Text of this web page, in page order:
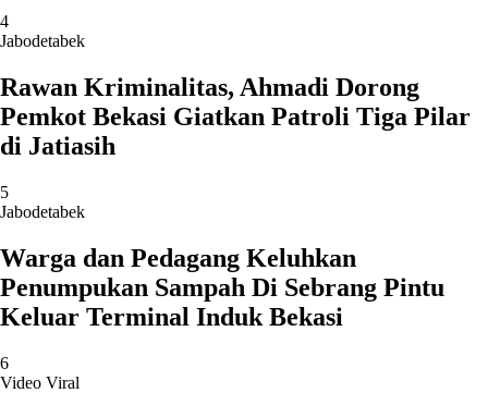
4
Jabodetabek
Rawan Kriminalitas, Ahmadi Dorong
Pemkot Bekasi Giatkan Patroli Tiga Pilar
di Jatiasih
5
Jabodetabek
Warga dan Pedagang Keluhkan
Penumpukan Sampah Di Sebrang Pintu
Keluar Terminal Induk Bekasi
6
Video Viral